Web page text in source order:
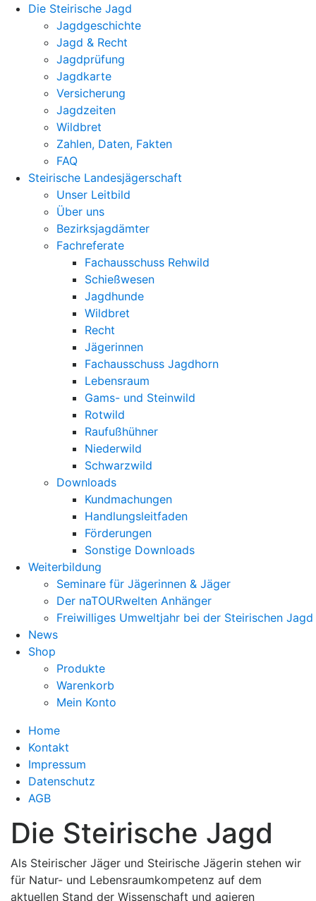
Die Steirische Jagd
Jagdgeschichte
Jagd & Recht
Jagdprüfung
Jagdkarte
Versicherung
Jagdzeiten
Wildbret
Zahlen, Daten, Fakten
FAQ
Steirische Landesjägerschaft
Unser Leitbild
Über uns
Bezirksjagdämter
Fachreferate
Fachausschuss Rehwild
Schießwesen
Jagdhunde
Wildbret
Recht
Jägerinnen
Fachausschuss Jagdhorn
Lebensraum
Gams- und Steinwild
Rotwild
Raufußhühner
Niederwild
Schwarzwild
Downloads
Kundmachungen
Handlungsleitfaden
Förderungen
Sonstige Downloads
Weiterbildung
Seminare für Jägerinnen & Jäger
Der naTOURwelten Anhänger
Freiwilliges Umweltjahr bei der Steirischen Jagd
News
Shop
Produkte
Warenkorb
Mein Konto
Home
Kontakt
Impressum
Datenschutz
AGB
Die Steirische Jagd
Als Steirischer Jäger und Steirische Jägerin stehen wir
für Natur- und Lebensraumkompetenz auf dem
aktuellen Stand der Wissenschaft und agieren